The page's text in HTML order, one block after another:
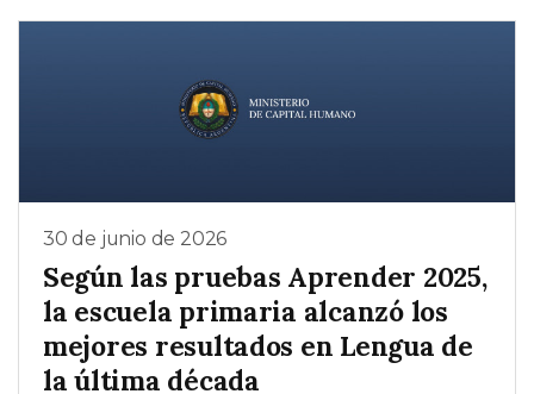
30 de junio de 2026
Según las pruebas Aprender 2025,
la escuela primaria alcanzó los
mejores resultados en Lengua de
la última década